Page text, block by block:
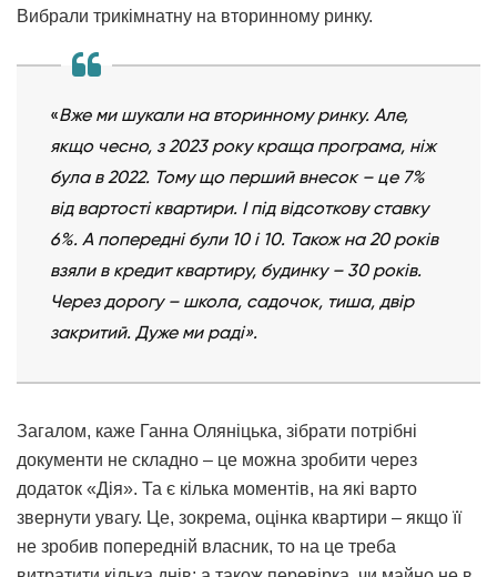
Вибрали трикімнатну на вторинному ринку.
«Вже ми шукали на вторинному ринку. Але,
якщо чесно, з 2023 року краща програма, ніж
була в 2022. Тому що перший внесок – це 7%
від вартості квартири. І під відсоткову ставку
6%. А попередні були 10 і 10. Також на 20 років
взяли в кредит квартиру, будинку – 30 років.
Через дорогу – школа, садочок, тиша, двір
закритий. Дуже ми раді».
Загалом, каже Ганна Оляніцька, зібрати потрібні
документи не складно – це можна зробити через
додаток «Дія». Та є кілька моментів, на які варто
звернути увагу. Це, зокрема, оцінка квартири – якщо її
не зробив попередній власник, то на це треба